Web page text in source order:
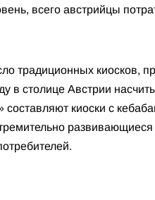
всего австрийцы
традиционных киосков,
в столице Австрии
киоски с